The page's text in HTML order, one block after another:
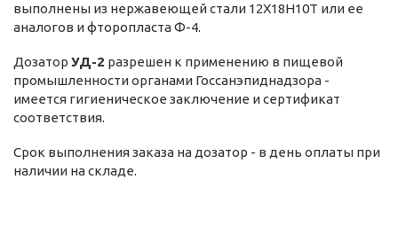
выполнены из нержавеющей стали 12Х18Н10Т или ее
аналогов и фторопласта Ф-4.
Дозатор УД-2 разрешен к применению в пищевой
промышленности органами Госсанэпиднадзора -
имеется гигиеническое заключение и сертификат
соответствия.
Срок выполнения заказа на дозатор - в день оплаты при
наличии на складе.